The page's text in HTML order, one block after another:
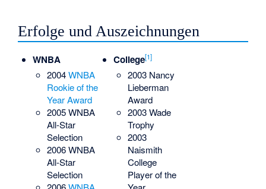
Erfolge und Auszeichnungen
WNBA
2004WNBA
Rookie of the
Year Award
2005 WNBA
All-Star
Selection
2006 WNBA
All-Star
Selection
College[1]
2003 Nancy
Lieberman
Award
2003 Wade
Trophy
2003
Naismith
College
Player of the